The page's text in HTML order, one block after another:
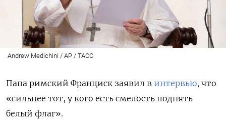
Andrew Medichini / AP / ТАСС
Папа римский Франциск заявил в интервью, что
«сильнее тот, у кого есть смелость поднять
белый флаг».